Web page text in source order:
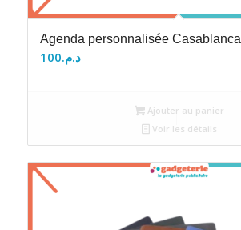
Agenda personnalisée Casablanca
د.م.100
Ajouter au panier
Voir les détails